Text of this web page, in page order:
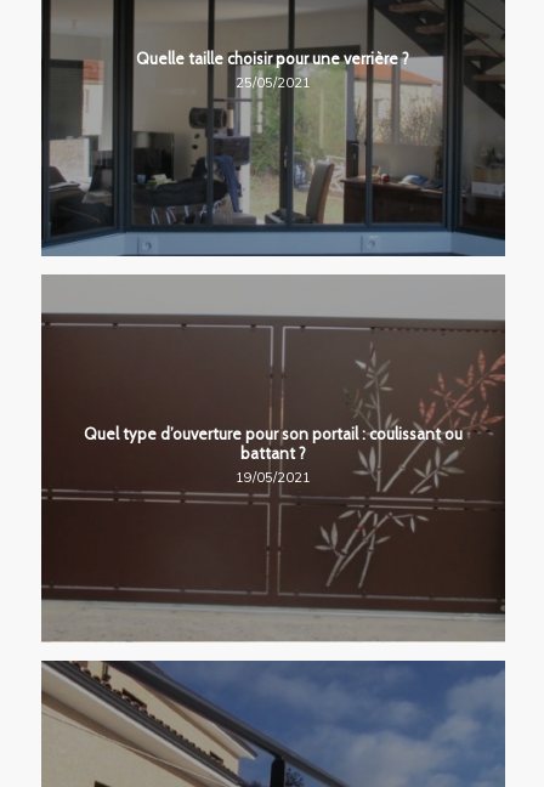
Quelle taille choisir pour une verrière ?
25/05/2021
Quel type d’ouverture pour son portail : coulissant ou
battant ?
19/05/2021